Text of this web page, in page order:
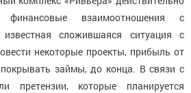
взаимоотношения с
сложившаяся ситуация с
некоторые проекты, прибыль от
займы, до конца. В связи с
которые планируется